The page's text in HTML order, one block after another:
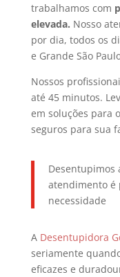
trabalhamos com
elevada. Nosso
por dia, todos os
e Grande São
Nossos
até 45 minutos.
em soluções para
seguros para sua
Desentupimos
atendimento é
necessidade
A Desentupidora
seriamente
eficazes e